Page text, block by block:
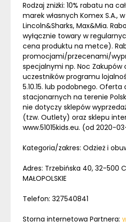
Rodzaj zniżki: 10% rabatu na
marek własnych Komex S.A., w
Lincoln&Sharks, Max&Mia.
wyłącznie towary w
cena produktu na metce).
promocjami/przecenami/
specjalnymi np. Noc
uczestników programu
5.10.15. lub podobnego.
stacjonarnych na terenie
nie dotyczy sklepów
(tzw. Outlety) oraz sklepu
www.51015kids.eu. (od 2020-
Kategoria/zakres: Odzież i
Adres: Trzebińska 40, 32-500
MAŁOPOLSKIE
Telefon: 327540841
Storna internetowa Partnera: